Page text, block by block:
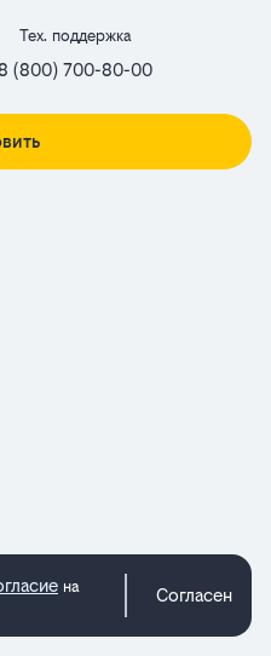
Тех. поддержка
(800) 700-80-00
на
Согласен